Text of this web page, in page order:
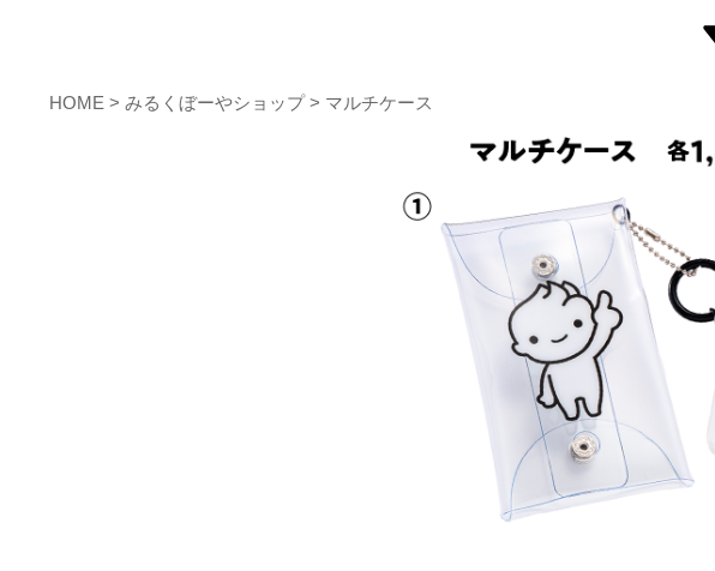
HOME>みるくぼーやショップ > マルチケース